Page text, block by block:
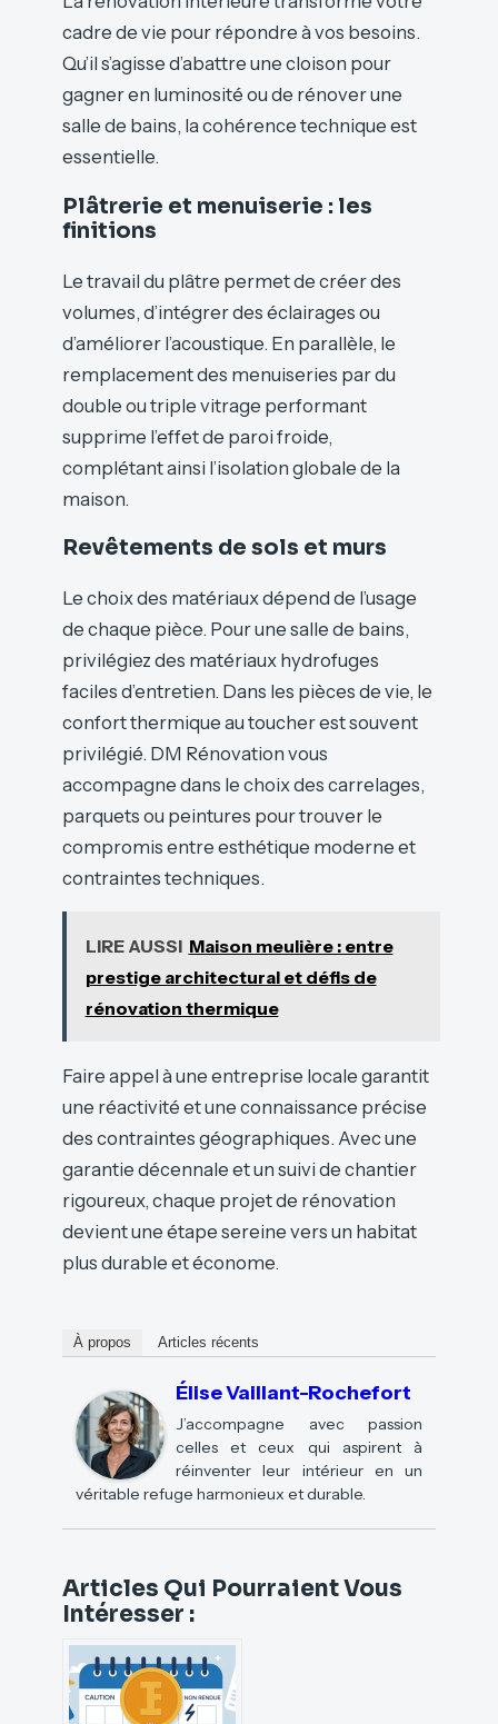
cadre de vie pour répondre à vos besoins.
Qu’il s’agisse d’abattre une cloison pour
gagner en luminosité ou de rénover une
salle de bains, la cohérence technique est
essentielle.
Plâtrerie et menuiserie : les
finitions
Le travail du plâtre permet de créer des
volumes, d’intégrer des éclairages ou
d’améliorer l’acoustique. En parallèle, le
remplacement des menuiseries par du
double ou triple vitrage performant
supprime l’effet de paroi froide,
complétant ainsi l’isolation globale de la
maison.
Revêtements de sols et murs
Le choix des matériaux dépend de l’usage
de chaque pièce. Pour une salle de bains,
privilégiez des matériaux hydrofuges
faciles d’entretien. Dans les pièces de vie, le
confort thermique au toucher est souvent
privilégié. DM Rénovation vous
accompagne dans le choix des carrelages,
parquets ou peintures pour trouver le
compromis entre esthétique moderne et
contraintes techniques.
LIRE AUSSI Maison meulière : entre
prestige architectural et défis de
rénovation thermique
Faire appel à une entreprise locale garantit
une réactivité et une connaissance précise
des contraintes géographiques. Avec une
garantie décennale et un suivi de chantier
rigoureux, chaque projet de rénovation
devient une étape sereine vers un habitat
plus durable et économe.
À propos Articles récents
Élise Vaillant-Rochefort
J’accompagne avec passion
celles et ceux qui aspirent à
réinventer leur intérieur en un
véritable refuge harmonieux et durable.
Articles Qui Pourraient Vous
Intéresser :